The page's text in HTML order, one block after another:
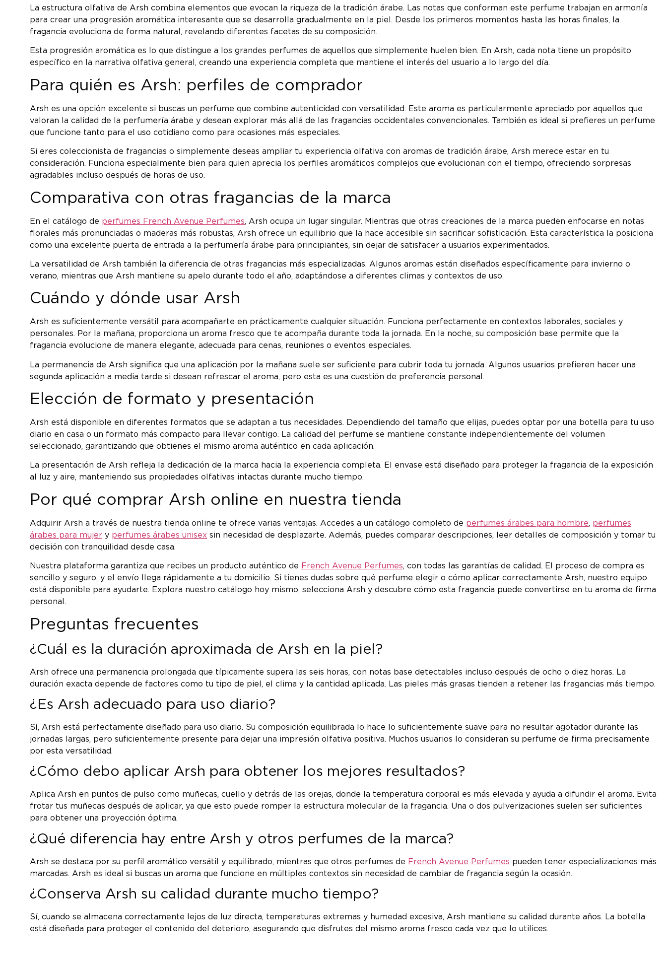
La estructura olfativa de Arsh combina elementos que evocan la riqueza de la tradición árabe. Las notas que conforman este perfume trabajan en armonía
para crear una progresión aromática interesante que se desarrolla gradualmente en la piel. Desde los primeros momentos hasta las horas finales, la
fragancia evoluciona de forma natural, revelando diferentes facetas de su composición.
Esta progresión aromática es lo que distingue a los grandes perfumes de aquellos que simplemente huelen bien. En Arsh, cada nota tiene un propósito
específico en la narrativa olfativa general, creando una experiencia completa que mantiene el interés del usuario a lo largo del día.
Para quién es Arsh: perfiles de comprador
Arsh es una opción excelente si buscas un perfume que combine autenticidad con versatilidad. Este aroma es particularmente apreciado por aquellos que
valoran la calidad de la perfumería árabe y desean explorar más allá de las fragancias occidentales convencionales. También es ideal si prefieres un perfume
que funcione tanto para el uso cotidiano como para ocasiones más especiales.
Si eres coleccionista de fragancias o simplemente deseas ampliar tu experiencia olfativa con aromas de tradición árabe, Arsh merece estar en tu
consideración. Funciona especialmente bien para quien aprecia los perfiles aromáticos complejos que evolucionan con el tiempo, ofreciendo sorpresas
agradables incluso después de horas de uso.
Comparativa con otras fragancias de la marca
En el catálogo de perfumes French Avenue Perfumes, Arsh ocupa un lugar singular. Mientras que otras creaciones de la marca pueden enfocarse en notas
florales más pronunciadas o maderas más robustas, Arsh ofrece un equilibrio que la hace accesible sin sacrificar sofisticación. Esta característica la posiciona
como una excelente puerta de entrada a la perfumería árabe para principiantes, sin dejar de satisfacer a usuarios experimentados.
La versatilidad de Arsh también la diferencia de otras fragancias más especializadas. Algunos aromas están diseñados específicamente para invierno o
verano, mientras que Arsh mantiene su apelo durante todo el año, adaptándose a diferentes climas y contextos de uso.
Cuándo y dónde usar Arsh
Arsh es suficientemente versátil para acompañarte en prácticamente cualquier situación. Funciona perfectamente en contextos laborales, sociales y
personales. Por la mañana, proporciona un aroma fresco que te acompaña durante toda la jornada. En la noche, su composición base permite que la
fragancia evolucione de manera elegante, adecuada para cenas, reuniones o eventos especiales.
La permanencia de Arsh significa que una aplicación por la mañana suele ser suficiente para cubrir toda tu jornada. Algunos usuarios prefieren hacer una
segunda aplicación a media tarde si desean refrescar el aroma, pero esta es una cuestión de preferencia personal.
Elección de formato y presentación
Arsh está disponible en diferentes formatos que se adaptan a tus necesidades. Dependiendo del tamaño que elijas, puedes optar por una botella para tu uso
diario en casa o un formato más compacto para llevar contigo. La calidad del perfume se mantiene constante independientemente del volumen
seleccionado, garantizando que obtienes el mismo aroma auténtico en cada aplicación.
La presentación de Arsh refleja la dedicación de la marca hacia la experiencia completa. El envase está diseñado para proteger la fragancia de la exposición
al luz y aire, manteniendo sus propiedades olfativas intactas durante mucho tiempo.
Por qué comprar Arsh online en nuestra tienda
Adquirir Arsh a través de nuestra tienda online te ofrece varias ventajas. Accedes a un catálogo completo de perfumes árabes para hombre, perfumes
árabes para mujer y perfumes árabes unisex sin necesidad de desplazarte. Además, puedes comparar descripciones, leer detalles de composición y tomar tu
decisión con tranquilidad desde casa.
Nuestra plataforma garantiza que recibes un producto auténtico de French Avenue Perfumes, con todas las garantías de calidad. El proceso de compra es
sencillo y seguro, y el envío llega rápidamente a tu domicilio. Si tienes dudas sobre qué perfume elegir o cómo aplicar correctamente Arsh, nuestro equipo
está disponible para ayudarte. Explora nuestro catálogo hoy mismo, selecciona Arsh y descubre cómo esta fragancia puede convertirse en tu aroma de firma
personal.
Preguntas frecuentes
¿Cuál es la duración aproximada de Arsh en la piel?
Arsh ofrece una permanencia prolongada que típicamente supera las seis horas, con notas base detectables incluso después de ocho o diez horas. La
duración exacta depende de factores como tu tipo de piel, el clima y la cantidad aplicada. Las pieles más grasas tienden a retener las fragancias más tiempo.
¿Es Arsh adecuado para uso diario?
Sí, Arsh está perfectamente diseñado para uso diario. Su composición equilibrada lo hace lo suficientemente suave para no resultar agotador durante las
jornadas largas, pero suficientemente presente para dejar una impresión olfativa positiva. Muchos usuarios lo consideran su perfume de firma precisamente
por esta versatilidad.
¿Cómo debo aplicar Arsh para obtener los mejores resultados?
Aplica Arsh en puntos de pulso como muñecas, cuello y detrás de las orejas, donde la temperatura corporal es más elevada y ayuda a difundir el aroma. Evita
frotar tus muñecas después de aplicar, ya que esto puede romper la estructura molecular de la fragancia. Una o dos pulverizaciones suelen ser suficientes
para obtener una proyección óptima.
¿Qué diferencia hay entre Arsh y otros perfumes de la marca?
Arsh se destaca por su perfil aromático versátil y equilibrado, mientras que otros perfumes de French Avenue Perfumes pueden tener especializaciones más
marcadas. Arsh es ideal si buscas un aroma que funcione en múltiples contextos sin necesidad de cambiar de fragancia según la ocasión.
¿Conserva Arsh su calidad durante mucho tiempo?
Sí, cuando se almacena correctamente lejos de luz directa, temperaturas extremas y humedad excesiva, Arsh mantiene su calidad durante años. La botella
está diseñada para proteger el contenido del deterioro, asegurando que disfrutes del mismo aroma fresco cada vez que lo utilices.